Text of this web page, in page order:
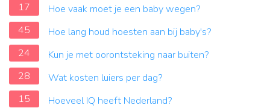
17
Hoe vaak moet je een baby wegen?
45
Hoe lang houd hoesten aan bij baby's?
24
Kun je met oorontsteking naar buiten?
28
Wat kosten luiers per dag?
15
Hoeveel IQ heeft Nederland?